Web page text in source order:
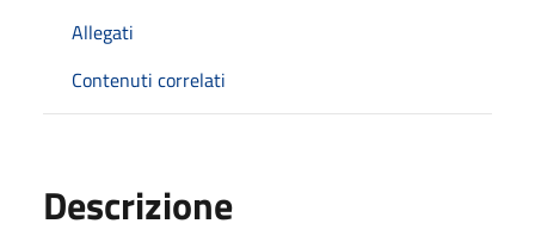
Allegati
Contenuti correlati
Descrizione